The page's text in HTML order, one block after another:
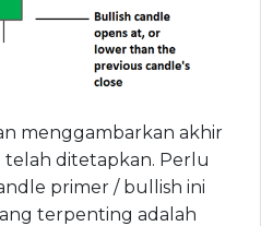
menggambarkan akhir
ditetapkan. Perlu
primer / bullish ini
terpenting adalah